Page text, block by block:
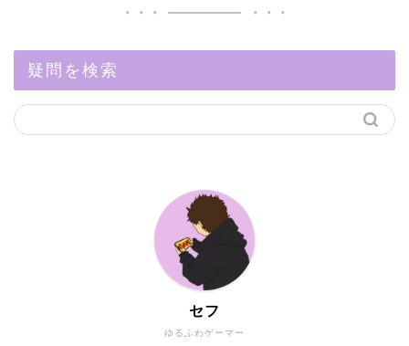
疑問を検索
ゆるふわゲーマー
セフ